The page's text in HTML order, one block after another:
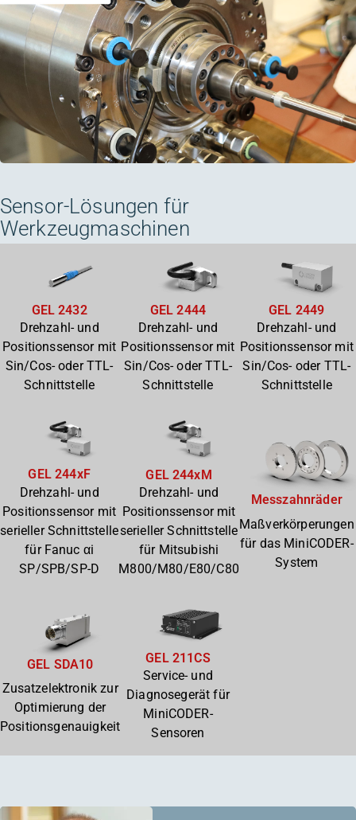
Sensor-Lösungen für
Werkzeugmaschinen
GEL 2432
Drehzahl- und
Positionssensor mit
Sin/Cos- oder TTL-
Schnittstelle
GEL 2444
Drehzahl- und
Positionssensor mit
Sin/Cos- oder TTL-
Schnittstelle
GEL 2449
Drehzahl- und
Positionssensor mit
Sin/Cos- oder TTL-
Schnittstelle
GEL 244xF
Drehzahl- und
Positionssensor mit
serieller Schnittstelle
für Fanuc αi
SP/SPB/SP-D
GEL 244xM
Drehzahl- und
Positionssensor mit
serieller Schnittstelle
für Mitsubishi
M800/M80/E80/C80
Messzahnräder
Maßverkörperungen
für das MiniCODER-
System
GEL SDA10
Zusatzelektronik zur
Optimierung der
Positionsgenauigkeit
GEL 211CS
Service- und
Diagnosegerät für
MiniCODER-
Sensoren